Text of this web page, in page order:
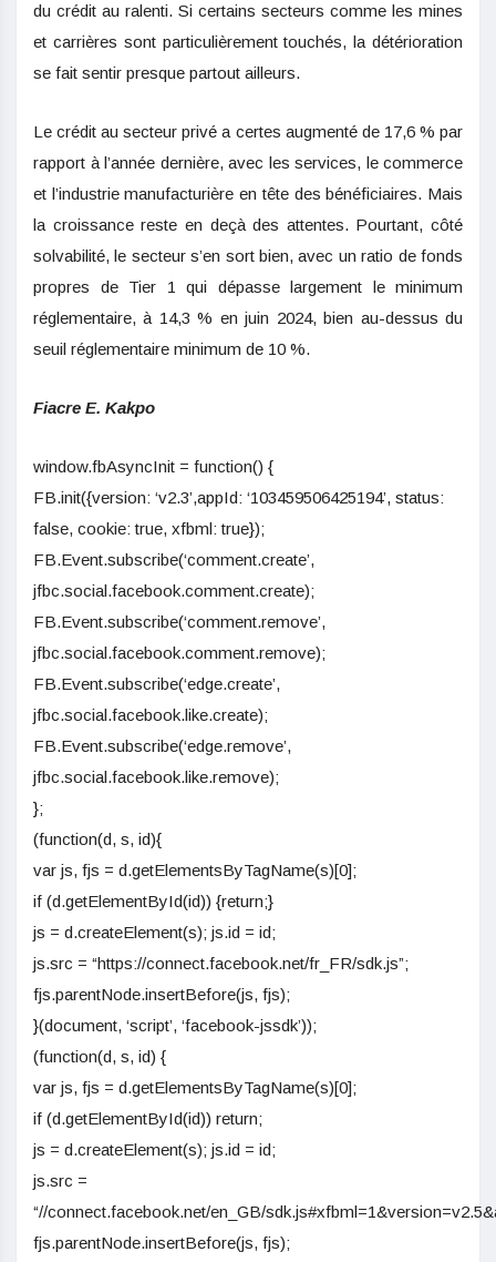
du crédit au ralenti. Si certains secteurs comme les mines
et carrières sont particulièrement touchés, la détérioration
se fait sentir presque partout ailleurs.
Le crédit au secteur privé a certes augmenté de 17,6 % par
rapport à l’année dernière, avec les services, le commerce
et l’industrie manufacturière en tête des bénéficiaires. Mais
la croissance reste en deçà des attentes. Pourtant, côté
solvabilité, le secteur s’en sort bien, avec un ratio de fonds
propres de Tier 1 qui dépasse largement le minimum
réglementaire, à 14,3 % en juin 2024, bien au-dessus du
seuil réglementaire minimum de 10 %.
Fiacre E. Kakpo
window.fbAsyncInit = function() {
FB.init({version: ‘v2.3’,appId: ‘103459506425194’, status:
false, cookie: true, xfbml: true});
FB.Event.subscribe(‘comment.create’,
jfbc.social.facebook.comment.create);
FB.Event.subscribe(‘comment.remove’,
jfbc.social.facebook.comment.remove);
FB.Event.subscribe(‘edge.create’,
jfbc.social.facebook.like.create);
FB.Event.subscribe(‘edge.remove’,
jfbc.social.facebook.like.remove);
};
(function(d, s, id){
var js, fjs = d.getElementsByTagName(s)[0];
if (d.getElementById(id)) {return;}
js = d.createElement(s); js.id = id;
js.src = “https://connect.facebook.net/fr_FR/sdk.js”;
fjs.parentNode.insertBefore(js, fjs);
}(document, ‘script’, ‘facebook-jssdk’));
(function(d, s, id) {
var js, fjs = d.getElementsByTagName(s)[0];
if (d.getElementById(id)) return;
js = d.createElement(s); js.id = id;
js.src =
“//connect.facebook.net/en_GB/
fjs.parentNode.insertBefore(js, fjs);